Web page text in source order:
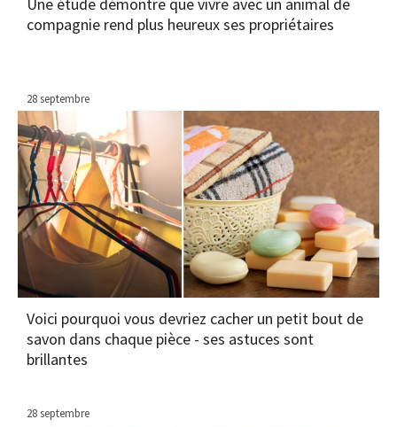
compagnie rend plus heureux ses propriétaires
28 septembre
Voici pourquoi vous devriez cacher un petit bout de
savon dans chaque pièce - ses astuces sont
brillantes
28 septembre